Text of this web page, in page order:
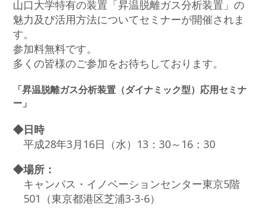
山口大学特有の装置「昇温脱離ガス分析装置」の
魅力及び活用方法についてセミナーが開催されま
す。
参加料無料です。
多くの皆様のご参加をお待ちしております。
「昇温脱離ガス分析装置（ダイナミック型）応用セミナ
ー」
◆日時
平成28年3月16日（水）13：30～16：30
◆場所：
キャンパス・イノベーションセンター東京5階
501（東京都港区芝浦3-3-6）